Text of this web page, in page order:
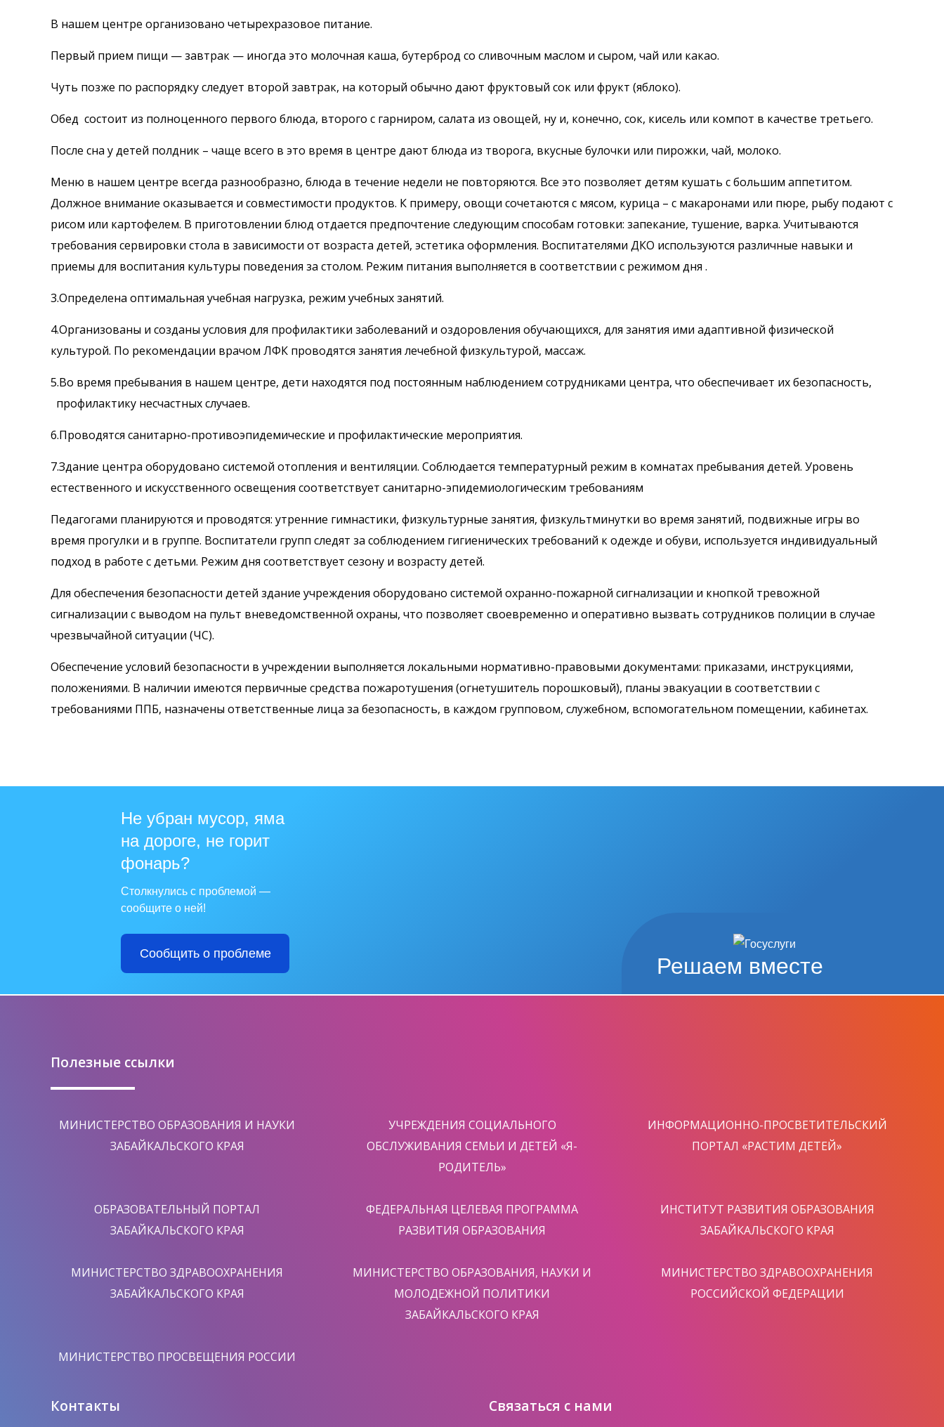
В нашем центре организовано четырехразовое питание.
Первый прием пищи — завтрак — иногда это молочная каша, бутерброд со сливочным маслом и сыром, чай или какао.
Чуть позже по распорядку следует второй завтрак, на который обычно дают фруктовый сок или фрукт (яблоко).
Обед состоит из полноценного первого блюда, второго с гарниром, салата из овощей, ну и, конечно, сок, кисель или компот в качестве третьего.
После сна у детей полдник – чаще всего в это время в центре дают блюда из творога, вкусные булочки или пирожки, чай, молоко.
Меню в нашем центре всегда разнообразно, блюда в течение недели не повторяются. Все это позволяет детям кушать с большим аппетитом.
Должное внимание оказывается и совместимости продуктов. К примеру, овощи сочетаются с мясом, курица – с макаронами или пюре, рыбу подают с
рисом или картофелем. В приготовлении блюд отдается предпочтение следующим способам готовки: запекание, тушение, варка. Учитываются
требования сервировки стола в зависимости от возраста детей, эстетика оформления. Воспитателями ДКО используются различные навыки и
приемы для воспитания культуры поведения за столом. Режим питания выполняется в соответствии с режимом дня .
3.Определена оптимальная учебная нагрузка, режим учебных занятий.
4.Организованы и созданы условия для профилактики заболеваний и оздоровления обучающихся, для занятия ими адаптивной физической
культурой. По рекомендации врачом ЛФК проводятся занятия лечебной физкультурой, массаж.
5.Во время пребывания в нашем центре, дети находятся под постоянным наблюдением сотрудниками центра, что обеспечивает их безопасность,
профилактику несчастных случаев.
6.Проводятся санитарно-противоэпидемические и профилактические мероприятия.
7.Здание центра оборудовано системой отопления и вентиляции. Соблюдается температурный режим в комнатах пребывания детей. Уровень
естественного и искусственного освещения соответствует санитарно-эпидемиологическим требованиям
Педагогами планируются и проводятся: утренние гимнастики, физкультурные занятия, физкультминутки во время занятий, подвижные игры во
время прогулки и в группе. Воспитатели групп следят за соблюдением гигиенических требований к одежде и обуви, используется индивидуальный
подход в работе с детьми. Режим дня соответствует сезону и возрасту детей.
Для обеспечения безопасности детей здание учреждения оборудовано системой охранно-пожарной сигнализации и кнопкой тревожной
сигнализации с выводом на пульт вневедомственной охраны, что позволяет своевременно и оперативно вызвать сотрудников полиции в случае
чрезвычайной ситуации (ЧС).
Обеспечение условий безопасности в учреждении выполняется локальными нормативно-правовыми документами: приказами, инструкциями,
положениями. В наличии имеются первичные средства пожаротушения (огнетушитель порошковый), планы эвакуации в соответствии с
требованиями ППБ, назначены ответственные лица за безопасность, в каждом групповом, служебном, вспомогательном помещении, кабинетах.
Решаем вместе
Не убран мусор, яма
на дороге, не горит
фонарь?
Столкнулись с проблемой —
сообщите о ней!
Сообщить о проблеме
Полезные ссылки
МИНИСТЕРСТВО ОБРАЗОВАНИЯ И НАУКИ
ЗАБАЙКАЛЬСКОГО КРАЯ
УЧРЕЖДЕНИЯ СОЦИАЛЬНОГО
ОБСЛУЖИВАНИЯ СЕМЬИ И ДЕТЕЙ «Я-
РОДИТЕЛЬ»
ИНФОРМАЦИОННО-ПРОСВЕТИТЕЛЬСКИЙ
ПОРТАЛ «РАСТИМ ДЕТЕЙ»
ОБРАЗОВАТЕЛЬНЫЙ ПОРТАЛ
ЗАБАЙКАЛЬСКОГО КРАЯ
ФЕДЕРАЛЬНАЯ ЦЕЛЕВАЯ ПРОГРАММА
РАЗВИТИЯ ОБРАЗОВАНИЯ
ИНСТИТУТ РАЗВИТИЯ ОБРАЗОВАНИЯ
ЗАБАЙКАЛЬСКОГО КРАЯ
МИНИСТЕРСТВО ЗДРАВООХРАНЕНИЯ
ЗАБАЙКАЛЬСКОГО КРАЯ
МИНИСТЕРСТВО ОБРАЗОВАНИЯ, НАУКИ И
МОЛОДЕЖНОЙ ПОЛИТИКИ
ЗАБАЙКАЛЬСКОГО КРАЯ
МИНИСТЕРСТВО ЗДРАВООХРАНЕНИЯ
РОССИЙСКОЙ ФЕДЕРАЦИИ
МИНИСТЕРСТВО ПРОСВЕЩЕНИЯ РОССИИ
Контакты Связаться с нами